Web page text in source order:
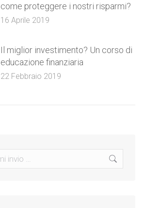
come proteggere i nostri risparmi?
16 Aprile 2019
Il miglior investimento? Un corso di
educazione finanziaria
22 Febbraio 2019